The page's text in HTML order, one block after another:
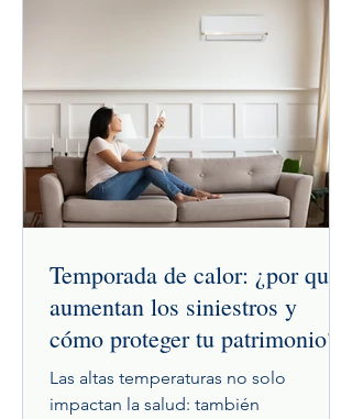
Temporada de calor: ¿por qué
aumentan los siniestros y
cómo proteger tu patrimonio?
Las altas temperaturas no solo
impactan la salud: también